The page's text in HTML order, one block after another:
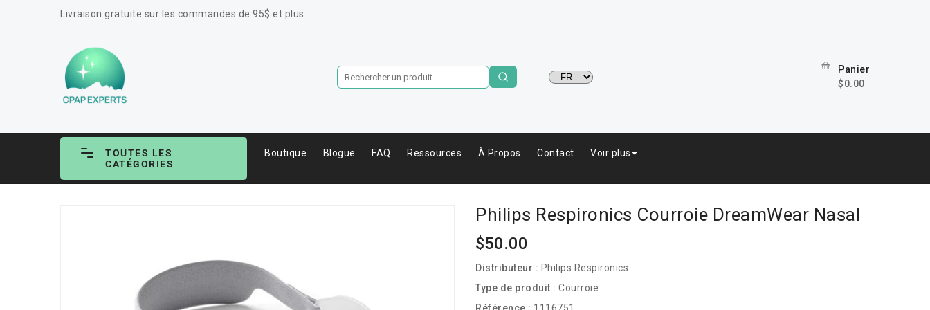
Livraison gratuite sur les commandes de 95$ et plus.
Langue
Panier
$0.00
TOUTES LES
CATÉGORIES
Boutique Blogue FAQ Ressources À Propos Contact Voir plus
Philips Respironics Courroie DreamWear Nasal
Prix
$50.00
Distributeur : Philips Respironics
Type de produit : Courroie